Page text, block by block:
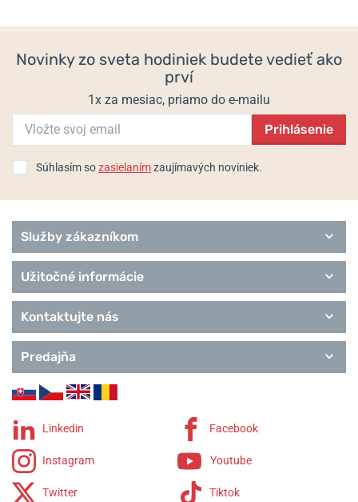
Titanium
Novinky zo sveta hodiniek budete vedieť ako
prví
1x za mesiac, priamo do e-mailu
Prihlásenie
Súhlasím sozasielanímzaujímavých noviniek.
Služby zákazníkom
Užitočné informácie
Kontaktujte nás
Predajňa
Linkedin Facebook
Instagram Youtube
Twitter Tiktok